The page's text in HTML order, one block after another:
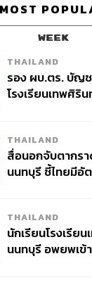
ละการให้บริการ
ยบเทียบกับปีก่อ
ดส่งพัสดุ โดยยอด
เมื่อเปรียบเทียบ
มาณการซื้อ-ขา
งไตรมาส 3/
รให้อยู่ในระดับที่
ะให้บริการจะลด
พลิกกลับมามีก
ขึ้น 37.1% จาก
นบาท
MOST
WEEK
THAILAND
รอง ผบ.ตร. บัญ
โรงเรียนเทพศิริ
THAILAND
สื่อนอกจับตากรา
นนทบุรี ชี้ไทยมีอั
THAILAND
นักเรียนโรงเรีย
นนทบุรี อพยพเ